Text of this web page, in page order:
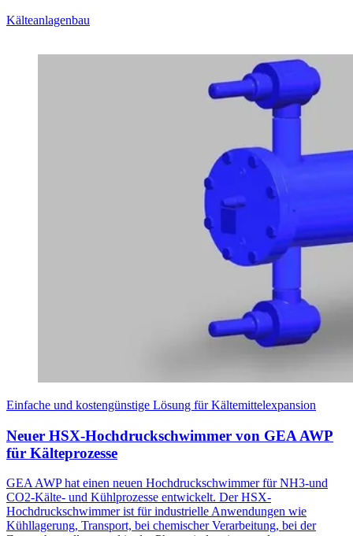
Kälteanlagenbau
Einfache und kostengünstige Lösung für Kältemittelexpansion
Neuer HSX-Hochdruckschwimmer von GEA AWP
für Kälteprozesse
GEA AWP hat einen neuen Hochdruckschwimmer für NH3-und
CO2-Kälte- und Kühlprozesse entwickelt. Der HSX-
Hochdruckschwimmer ist für industrielle Anwendungen wie
Kühllagerung, Transport, bei chemischer Verarbeitung, bei der